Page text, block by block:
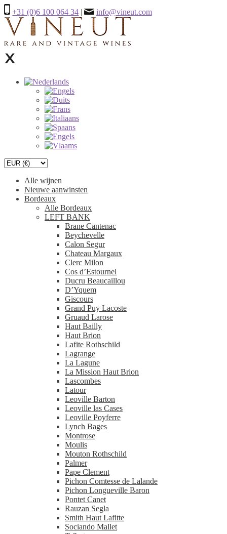
+31 (0)6 100 064 34 | info@vineut.com
Alle wijnen
Nieuwe aanwinsten
Bordeaux
Alle Bordeaux
LEFT BANK
Brane Cantenac
Beychevelle
Calon Segur
Chateau Margaux
Clerc Milon
Cos d’Estournel
Ducru Beaucaillou
D’Yquem
Giscours
Grand Puy Lacoste
Gruaud Larose
Haut Bailly
Haut Brion
Lafite Rothschild
Lagrange
La Lagune
La Mission Haut Brion
Lascombes
Latour
Leoville Barton
Leoville las Cases
Leoville Poyferre
Lynch Bages
Montrose
Moulis
Mouton Rothschild
Palmer
Pape Clement
Pichon Comtesse de Lalande
Pichon Longueville Baron
Pontet Canet
Rauzan Segla
Smith Haut Lafitte
Sociando Mallet